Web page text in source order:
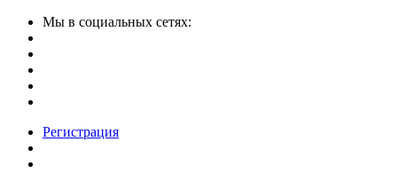
Мы в социальных сетях:
Регистрация